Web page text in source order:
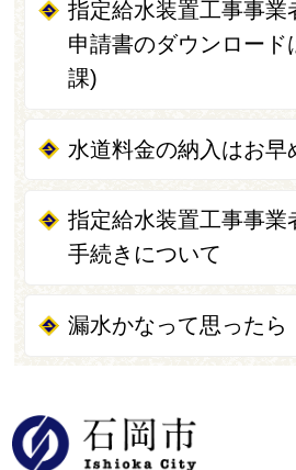
指定給水装置工事事業
申請書のダウンロード
課)
水道料金の納入はお早
指定給水装置工事事業
手続きについて
漏水かなって思ったら